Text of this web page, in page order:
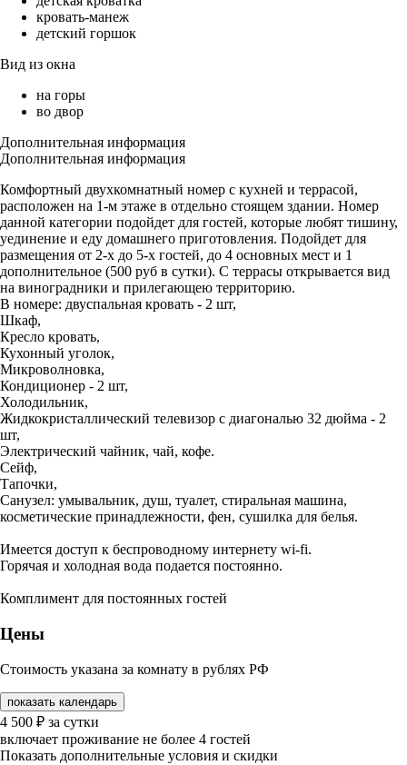
кровать-манеж
детский горшок
Вид из окна
на горы
во двор
Дополнительная информация
Дополнительная информация
Комфортный двухкомнатный номер с кухней и террасой,
расположен на 1-м этаже в отдельно стоящем здании. Номер
данной категории подойдет для гостей, которые любят тишину,
уединение и еду домашнего приготовления. Подойдет для
размещения от 2-х до 5-х гостей, до 4 основных мест и 1
дополнительное (500 руб в сутки). С террасы открывается вид
на виноградники и прилегающею территорию.
В номере: двуспальная кровать - 2 шт,
Шкаф,
Кресло кровать,
Кухонный уголок,
Микроволновка,
Кондиционер - 2 шт,
Холодильник,
Жидкокристаллический телевизор с диагональю 32 дюйма - 2
шт,
Электрический чайник, чай, кофе.
Сейф,
Тапочки,
Санузел: умывальник, душ, туалет, стиральная машина,
косметические принадлежности, фен, сушилка для белья.
Имеется доступ к беспроводному интернету wi-fi.
Горячая и холодная вода подается постоянно.
Комплимент для постоянных гостей
Цены
Стоимость указана за комнату в рублях РФ
показать календарь
4 500 ₽ за сутки
включает проживание не более 4 гостей
Показать дополнительные условия и скидки